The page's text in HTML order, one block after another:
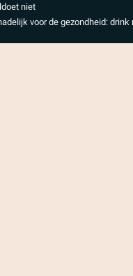
niet
voor de gezondheid: drink